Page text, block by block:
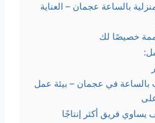
بالساعة عجمان – العناية
خصيصًا لك
بالساعة في عجمان – بيئة عمل
فريق أكثر إنتاجًا